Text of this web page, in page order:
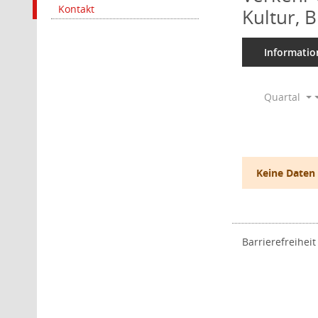
Kontakt
Kultur,
Quartal
Keine
Barrierefreiheit